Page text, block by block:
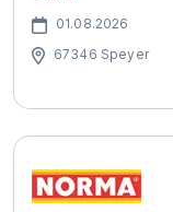
01.08.2026
67346 Speyer